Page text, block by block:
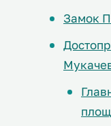
Замок